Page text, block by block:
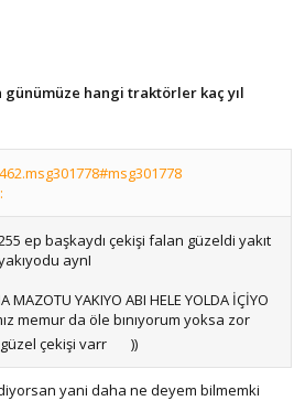
hangi traktörler kaç yıl
ep başkaydı çekişi falan güzeldi yakıt
aynI
MAZOTU YAKIYO ABI HELE YOLDA İÇİYO
memur da öle bınıyorum yoksa zor
çekişi varr ))
yani daha ne deyem bilmemki